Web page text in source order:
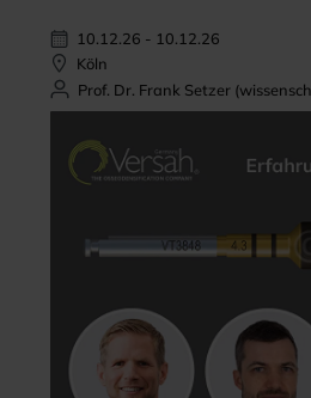
10.12.26 - 10.12.26
Köln
Prof. Dr. Frank Setzer